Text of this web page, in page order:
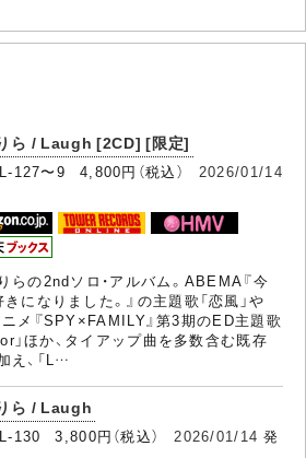
ら / Laugh [2CD] [限定]
127〜9 4,800円（税込） 2026/01/14
らの2ndソロ・アルバム。ABEMA『今
きになりました。』の主題歌「恋風」や
メ『SPY×FAMILY』第3期のED主題歌
」ほか、タイアップ曲を多数含む既存
え、「L…
ら / Laugh
130 3,800円（税込） 2026/01/14 発